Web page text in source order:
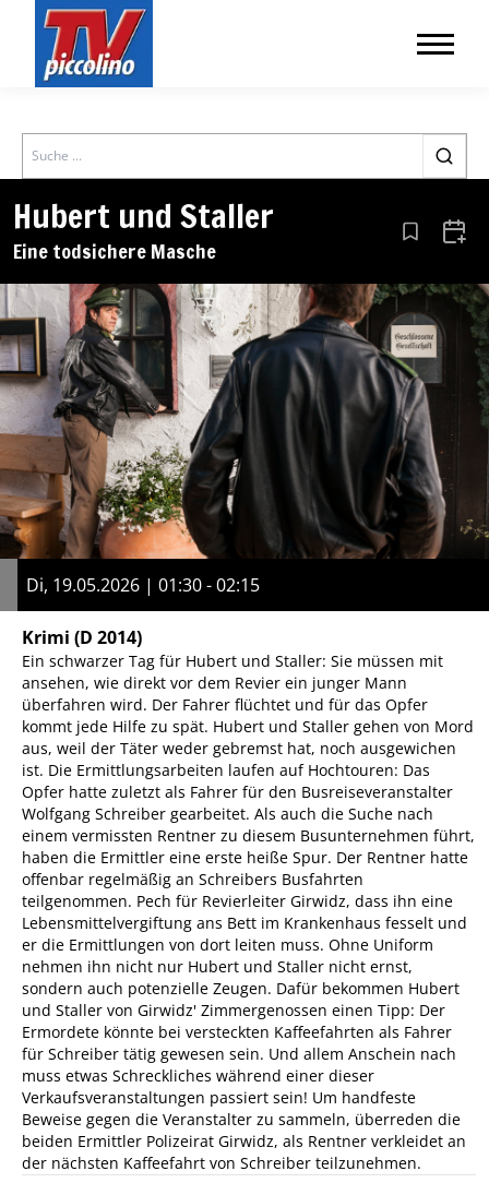
Search
Hubert und Staller
Eine todsichere Masche Aus den
Di, 19.05.2026 | 01:30 - 02:15
Krimi (D 2014)
Ein schwarzer Tag für Hubert und Staller: Sie müssen mit
ansehen, wie direkt vor dem Revier ein junger Mann
überfahren wird. Der Fahrer flüchtet und für das Opfer
kommt jede Hilfe zu spät. Hubert und Staller gehen von Mord
aus, weil der Täter weder gebremst hat, noch ausgewichen
ist. Die Ermittlungsarbeiten laufen auf Hochtouren: Das
Opfer hatte zuletzt als Fahrer für den Busreiseveranstalter
Wolfgang Schreiber gearbeitet. Als auch die Suche nach
einem vermissten Rentner zu diesem Busunternehmen führt,
haben die Ermittler eine erste heiße Spur. Der Rentner hatte
offenbar regelmäßig an Schreibers Busfahrten
teilgenommen. Pech für Revierleiter Girwidz, dass ihn eine
Lebensmittelvergiftung ans Bett im Krankenhaus fesselt und
er die Ermittlungen von dort leiten muss. Ohne Uniform
nehmen ihn nicht nur Hubert und Staller nicht ernst,
sondern auch potenzielle Zeugen. Dafür bekommen Hubert
und Staller von Girwidz' Zimmergenossen einen Tipp: Der
Ermordete könnte bei versteckten Kaffeefahrten als Fahrer
für Schreiber tätig gewesen sein. Und allem Anschein nach
muss etwas Schreckliches während einer dieser
Verkaufsveranstaltungen passiert sein! Um handfeste
Beweise gegen die Veranstalter zu sammeln, überreden die
beiden Ermittler Polizeirat Girwidz, als Rentner verkleidet an
der nächsten Kaffeefahrt von Schreiber teilzunehmen.